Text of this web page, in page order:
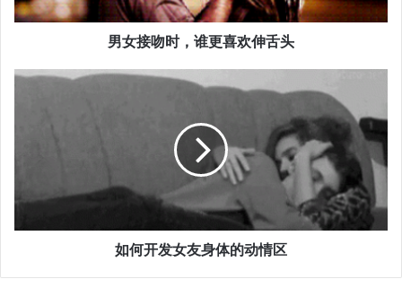
男女接吻时，谁更喜欢伸舌头
如何开发女友身体的动情区